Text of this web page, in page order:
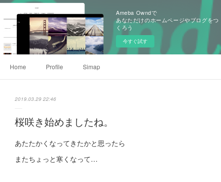
Ameba Owndで
あなただけのホームページやブログをつ
くろう
今すぐ試す
Home Profile Simap
2019.03.29 22:46
桜咲き始めましたね。
あたたかくなってきたかと思ったら
またちょっと寒くなって…